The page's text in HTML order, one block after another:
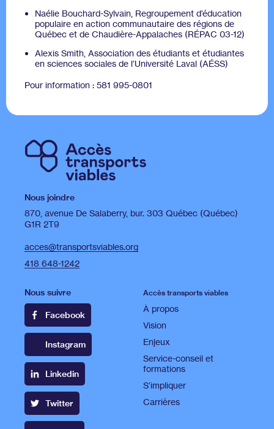
Naélie Bouchard-Sylvain, Regroupement d’éducation
populaire en action communautaire des régions de
Québec et de Chaudière-Appalaches (RÉPAC 03-12)
Alexis Smith, Association des étudiants et étudiantes
en sciences sociales de l’Université Laval (AÉSS)
Pour information : 581 995-0801
Nous joindre
870, avenue De Salaberry, bur. 303 Québec (Québec)
G1R 2T9
acces@transportsviables.org
418 648-1242
Nous suivre
Facebook
Instagram
Linkedin
Twitter
Accès transports viables
À propos
Vision
Enjeux
Service-conseil et
formations
S’impliquer
Carrières